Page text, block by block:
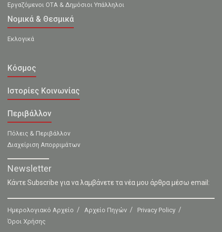
Εργαζόμενοι ΟΤΑ & Δημόσιοι Υπάλληλοι
Νομικά & Θεσμικά
Εκλογικά
Κόσμος
Ιστορίες Κοινωνίας
Περιβάλλον
Πόλεις & Περιβάλλον
Διαχείριση Απορριμάτων
Newsletter
Κάντε Subscribe για να λαμβάνετε τα νέα μου άρθρα μέσω email:
Ημερολογιακό Αρχείο Αρχείο Πηγών
Privacy Policy
Όροι Χρήσης